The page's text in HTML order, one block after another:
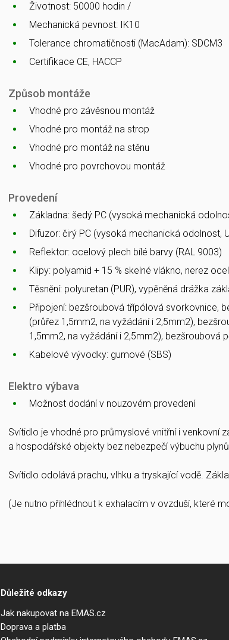
Životnost: 50000 hodin /
Mechanická pevnost: IK10
Tolerance chromatičnosti (MacAdam): SDCM3
Certifikace CE, HACCP
Způsob montáže
Vhodné pro závěsnou montáž
Vhodné pro montáž na strop
Vhodné pro montáž na stěnu
Vhodné pro povrchovou montáž
Provedení
Základna: šedý PC (vysoká mechanická
Difuzor: čirý PC (vysoká mechanická odolnost,
Reflektor: ocelový plech bílé barvy (RAL 9003)
Klipy: polyamid + 15 % skelné vlákno, nerez
Těsnění: polyuretan (PUR), vypěněná drážka
Připojení: bezšroubová třípólová svorkovnice,
(průřez 1,5mm2, na vyžádání i 2,5mm2),
1,5mm2, na vyžádání i 2,5mm2), bezšroubová
Kabelové vývodky: gumové (SBS)
Elektro výbava
Možnost dodání v nouzovém provedení
Svítidlo je vhodné pro průmyslové vnitřní i venkovní
a hospodářské objekty bez nebezpečí výbuchu
Svítidlo odolává prachu, vlhku a tryskající vodě.
(Je nutno přihlédnout k exhalacím v ovzduší, které
Důležité odkazy
Jak nakupovat na EMAS.cz
Doprava a platba